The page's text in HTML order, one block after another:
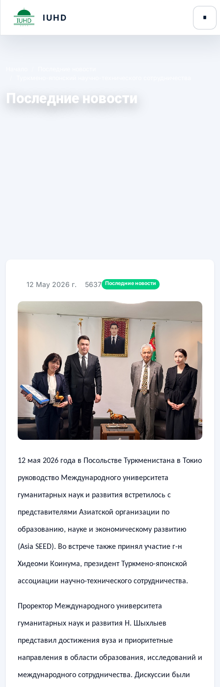
IUHD
Последние новости
12 May 2026 г. 5637 Последние новости
12 мая 2026 года в Посольстве Туркменистана в Токио
руководство Международного университета
гуманитарных наук и развития встретилось с
представителями Азиатской организации по
образованию, науке и экономическому развитию
(Asia SEED). Во встрече также принял участие г-н
Хидеоми Коинума, президент Туркмено-японской
ассоциации научно-технического сотрудничества.
​Проректор Международного университета
гуманитарных наук и развития Н. Шыхлыев
представил достижения вуза и приоритетные
направления в области образования, исследований и
международного сотрудничества. Дискуссии были